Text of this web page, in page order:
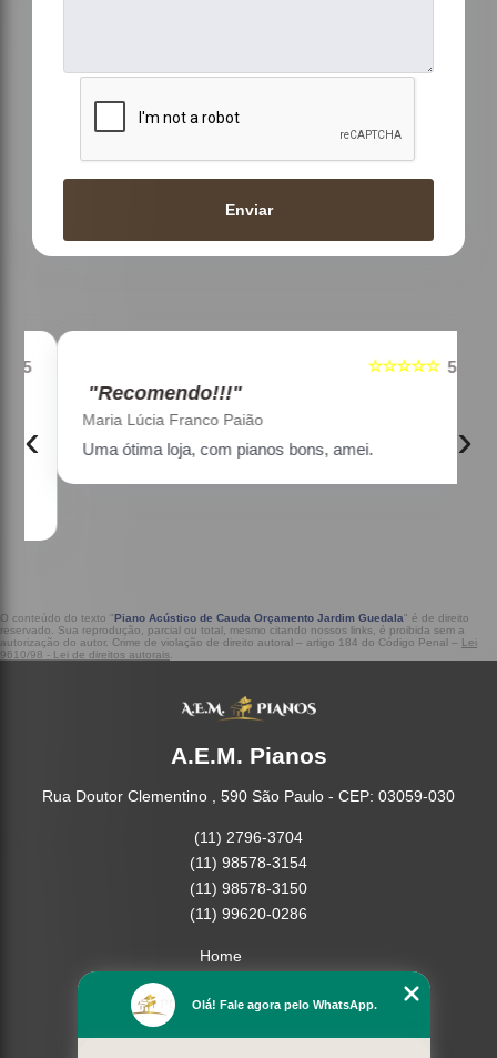
Enviar
5
☆☆☆☆☆
"Recomendo!!!"
Maria Lúcia Franco Paião
Uma ótima loja, com pianos bons, amei.
‹ ›
O conteúdo do texto "Piano Acústico de Cauda Orçamento Jardim Guedala" é de direito
reservado. Sua reprodução, parcial ou total, mesmo citando nossos links, é proibida sem a
autorização do autor. Crime de violação de direito autoral – artigo 184 do Código Penal – Lei
9610/98 - Lei de direitos autorais
A.E.M. Pianos
Rua Doutor Clementino , 590 São Paulo - CEP: 03059-030
(11) 2796-3704
(11) 98578-3154
(11) 98578-3150
(11) 99620-0286
Home
Missão
Olá! Fale agora pelo WhatsApp.